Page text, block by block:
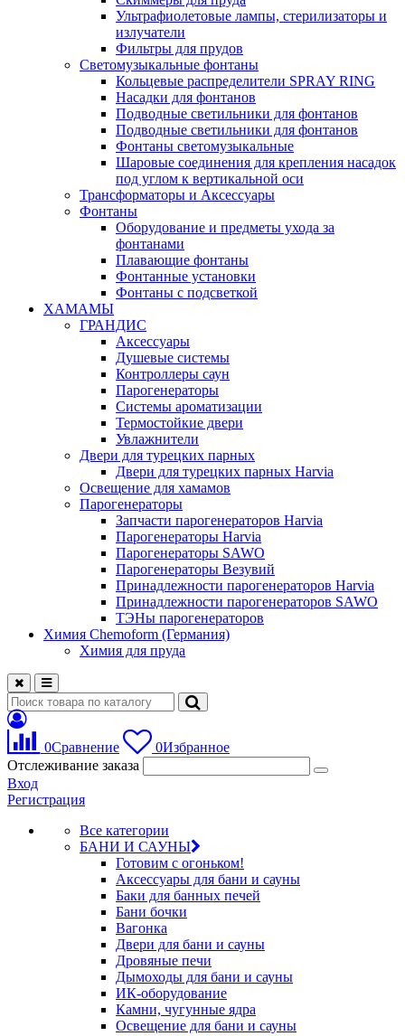
Ультрафиолетовые лампы, стерилизаторы и
излучатели
Фильтры для прудов
Светомузыкальные фонтаны
Кольцевые распределители SPRAY RING
Насадки для фонтанов
Подводные светильники для фонтанов
Подводные светильники для фонтанов
Фонтаны светомузыкальные
Шаровые соединения для крепления насадок
под углом к вертикальной оси
Трансформаторы и Аксессуары
Фонтаны
Оборудование и предметы ухода за
фонтанами
Плавающие фонтаны
Фонтанные установки
Фонтаны с подсветкой
ХАМАМЫ
ГРАНДИС
Аксессуары
Душевые системы
Контроллеры саун
Парогенераторы
Системы ароматизации
Термостойкие двери
Увлажнители
Двери для турецких парных
Двери для турецких парных Harvia
Освещение для хамамов
Парогенераторы
Запчасти парогенераторов Harvia
Парогенераторы Harvia
Парогенераторы SAWO
Парогенераторы Везувий
Принадлежности парогенераторов Harvia
Принадлежности парогенераторов SAWO
ТЭНы парогенераторов
Химия Chemoform (Германия)
Химия для пруда
0Сравнение 0Избранное
Отслеживание заказа
Вход
Регистрация
Все категории
БАНИ И САУНЫ
Готовим с огоньком!
Аксессуары для бани и сауны
Баки для банных печей
Бани бочки
Вагонка
Двери для бани и сауны
Дровяные печи
Дымоходы для бани и сауны
ИК-оборудование
Камни, чугунные ядра
Освещение для бани и сауны